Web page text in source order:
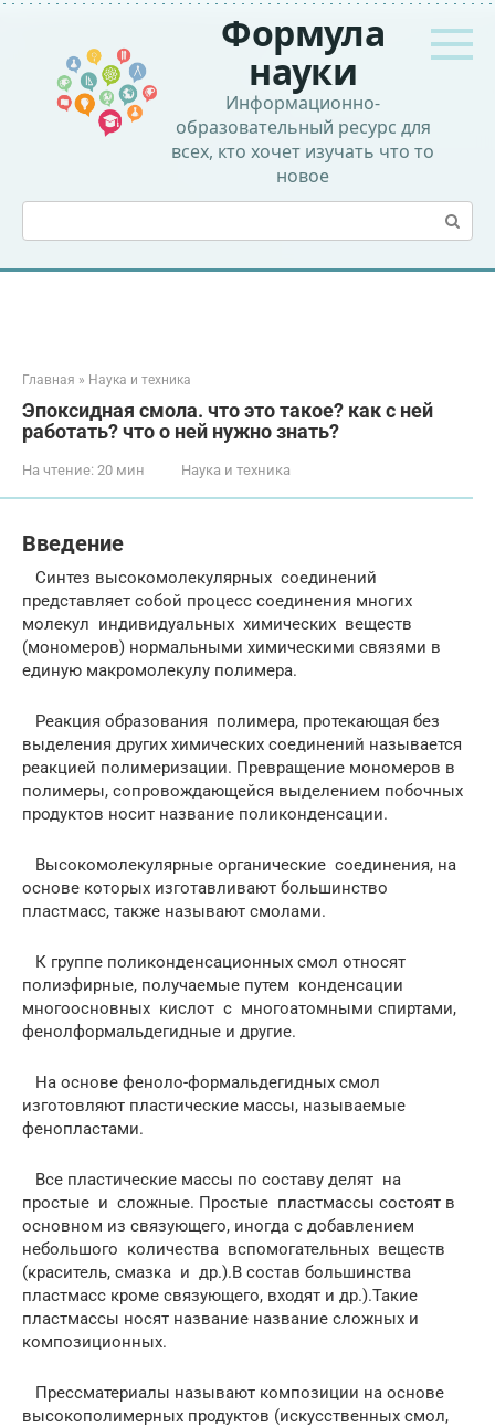
Перейти
контенту
Формула
науки
Информационно-
образовательный ресурс для
всех, кто хочет изучать что то
новое
Поиск:
Главная » Наука и техника
Эпоксидная смола. что это такое? как с ней
работать? что о ней нужно знать?
На чтение: 20 мин Наука и техника
Введение
Синтез высокомолекулярных соединений
представляет собой процесс соединения многих
молекул индивидуальных химических веществ
(мономеров) нормальными химическими связями в
единую макромолекулу полимера.
Реакция образования полимера, протекающая без
выделения других химических соединений называется
реакцией полимеризации. Превращение мономеров в
полимеры, сопровождающейся выделением побочных
продуктов носит название поликонденсации.
Высокомолекулярные органические соединения, на
основе которых изготавливают большинство
пластмасс, также называют смолами.
К группе поликонденсационных смол относят
полиэфирные, получаемые путем конденсации
многоосновных кислот с многоатомными спиртами,
фенолформальдегидные и другие.
На основе феноло-формальдегидных смол
изготовляют пластические массы, называемые
фенопластами.
Все пластические массы по составу делят на
простые и сложные. Простые пластмассы состоят в
основном из связующего, иногда с добавлением
небольшого количества вспомогательных веществ
(краситель, смазка и др.).В состав большинства
пластмасс кроме связующего, входят и др.).Такие
пластмассы носят название название сложных и
композиционных.
Прессматериалы называют композиции на основе
высокополимерных продуктов (искусственных смол,